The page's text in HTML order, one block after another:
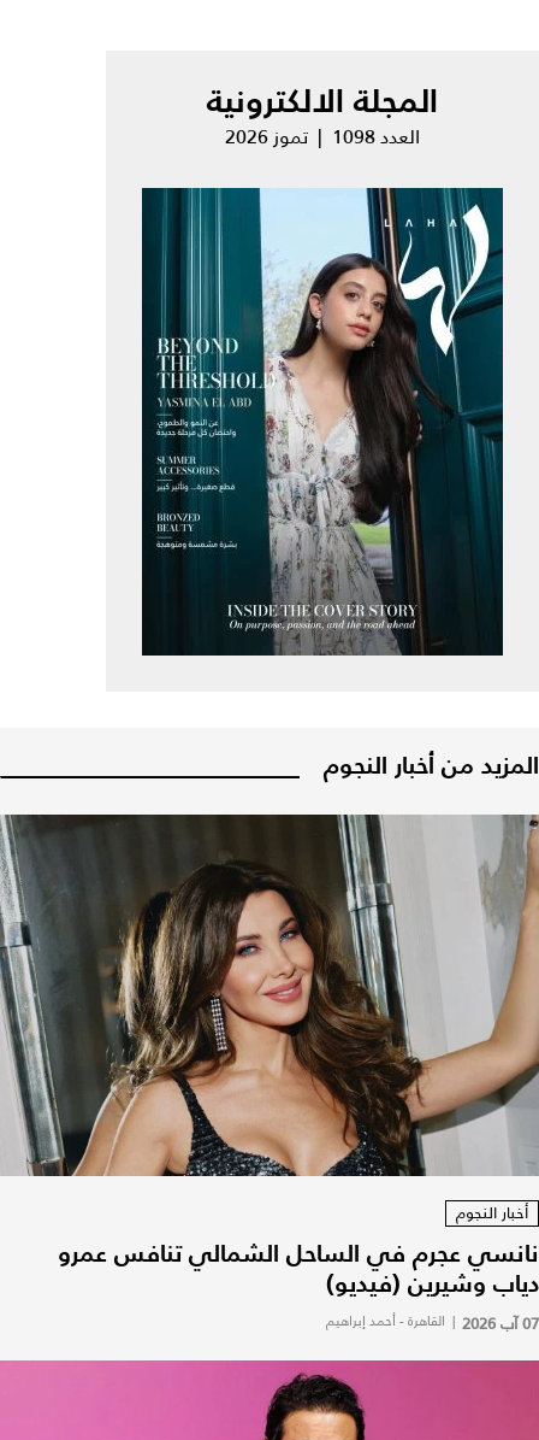
المجلة الالكترونية
العدد 1098 | تموز 2026
المزيد من أخبار النجوم
أخبار النجوم
نانسي عجرم في الساحل الشمالي تنافس عمرو
دياب وشيرين (فيديو)
07 آب 2026 | القاهرة - أحمد إبراهيم